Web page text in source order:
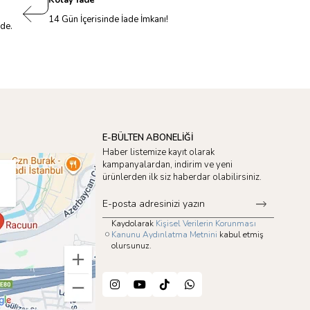
14 Gün İçerisinde İade İmkanı!
E-BÜLTEN ABONELİĞİ
Haber listemize kayıt olarak
kampanyalardan, indirim ve yeni
ürünlerden ilk siz haberdar olabilirsiniz.
Kaydolarak Kişisel Verilerin Korunması
Kanunu Aydınlatma Metnini kabul etmiş
olursunuz.